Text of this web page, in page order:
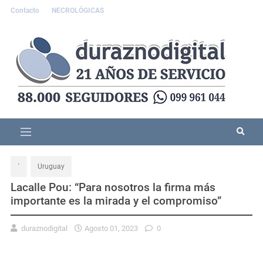
Contacto NECROLÓGICAS
´ Uruguay
Lacalle Pou: “Para nosotros la firma más
importante es la mirada y el compromiso”
duraznodigital Agosto 01, 2023 0